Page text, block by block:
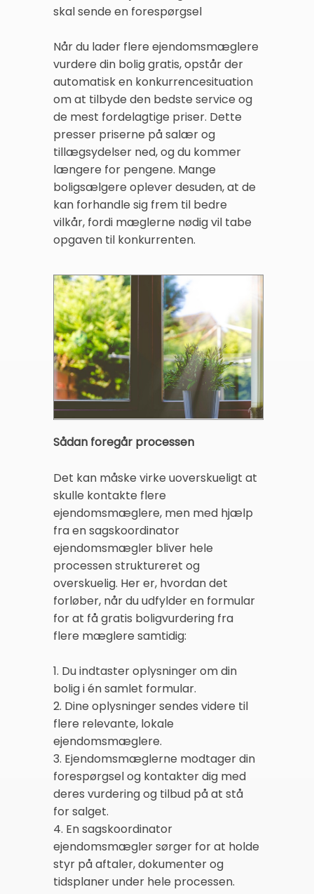
skal sende en forespørgsel
Når du lader flere ejendomsmæglere
vurdere din bolig gratis, opstår der
automatisk en konkurrencesituation
om at tilbyde den bedste service og
de mest fordelagtige priser. Dette
presser priserne på salær og
tillægsydelser ned, og du kommer
længere for pengene. Mange
boligsælgere oplever desuden, at de
kan forhandle sig frem til bedre
vilkår, fordi mæglerne nødig vil tabe
opgaven til konkurrenten.
Sådan foregår processen
Det kan måske virke uoverskueligt at
skulle kontakte flere
ejendomsmæglere, men med hjælp
fra en sagskoordinator
ejendomsmægler bliver hele
processen struktureret og
overskuelig. Her er, hvordan det
forløber, når du udfylder en formular
for at få gratis boligvurdering fra
flere mæglere samtidig:
1. Du indtaster oplysninger om din
bolig i én samlet formular.
2. Dine oplysninger sendes videre til
flere relevante, lokale
ejendomsmæglere.
3. Ejendomsmæglerne modtager din
forespørgsel og kontakter dig med
deres vurdering og tilbud på at stå
for salget.
4. En sagskoordinator
ejendomsmægler sørger for at holde
styr på aftaler, dokumenter og
tidsplaner under hele processen.